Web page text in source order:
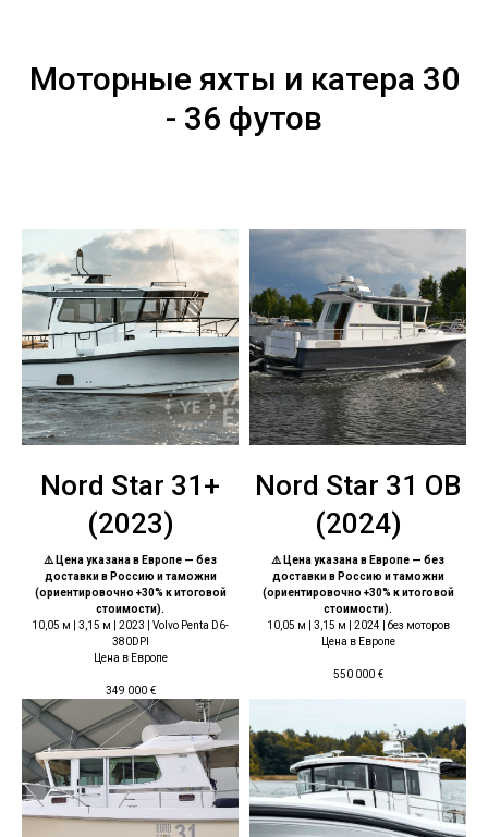
Моторные яхты и катера 30
- 36 футов
Nord Star 31+
(2023)
⚠️ Цена указана в Европе — без
доставки в Россию и таможни
(ориентировочно +30% к итоговой
стоимости).
10,05 м | 3,15 м | 2023 | Volvo Penta D6-
380DPI
Цена в Европе
349 000 €
Nord Star 31 OB
(2024)
⚠️ Цена указана в Европе — без
доставки в Россию и таможни
(ориентировочно +30% к итоговой
стоимости).
10,05 м | 3,15 м | 2024 | без моторов
Цена в Европе
550 000 €